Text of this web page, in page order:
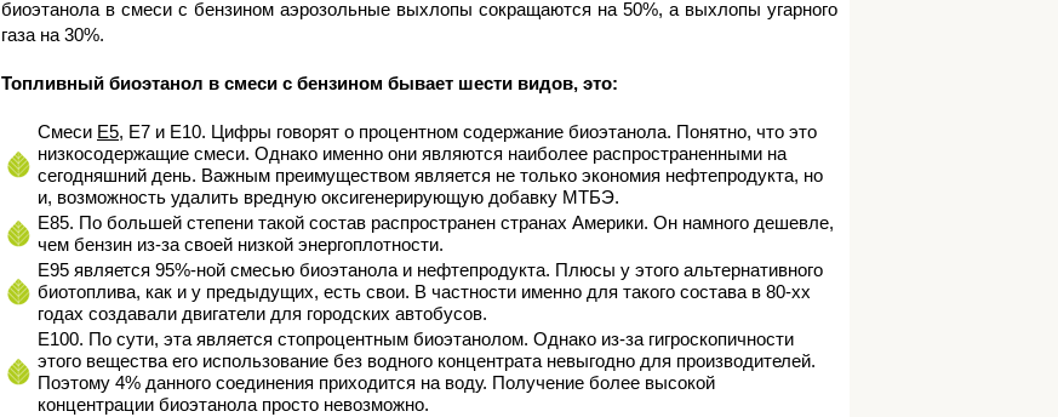
биоэтанола в смеси с бензином аэрозольные выхлопы сокращаются на 50%, а выхлопы угарного
газа на 30%.
Топливный биоэтанол в смеси с бензином бывает шести видов, это:
Смеси Е5, Е7 и Е10. Цифры говорят о процентном содержание биоэтанола. Понятно, что это
низкосодержащие смеси. Однако именно они являются наиболее распространенными на
сегодняшний день. Важным преимуществом является не только экономия нефтепродукта, но
и, возможность удалить вредную оксигенерирующую добавку МТБЭ.
Е85. По большей степени такой состав распространен странах Америки. Он намного дешевле,
чем бензин из-за своей низкой энергоплотности.
Е95 является 95%-ной смесью биоэтанола и нефтепродукта. Плюсы у этого альтернативного
биотоплива, как и у предыдущих, есть свои. В частности именно для такого состава в 80-хх
годах создавали двигатели для городских автобусов.
Е100. По сути, эта является стопроцентным биоэтанолом. Однако из-за гигроскопичности
этого вещества его использование без водного концентрата невыгодно для производителей.
Поэтому 4% данного соединения приходится на воду. Получение более высокой
концентрации биоэтанола просто невозможно.